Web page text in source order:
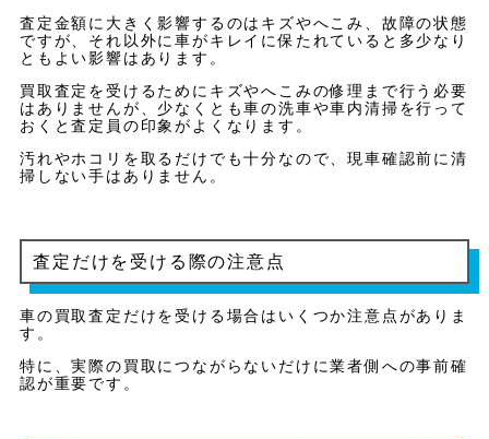
査定金額に大きく影響するのはキズやへこみ、故障の状態
ですが、それ以外に車がキレイに保たれていると多少なり
ともよい影響はあります。
買取査定を受けるためにキズやへこみの修理まで行う必要
はありませんが、少なくとも車の洗車や車内清掃を行って
おくと査定員の印象がよくなります。
汚れやホコリを取るだけでも十分なので、現車確認前に清
掃しない手はありません。
査定だけを受ける際の注意点
車の買取査定だけを受ける場合はいくつか注意点がありま
す。
特に、実際の買取につながらないだけに業者側への事前確
認が重要です。